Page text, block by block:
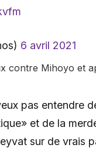
6 avril 2021
contre Mihoyo et
pas entendre
et de la
sur de vrais